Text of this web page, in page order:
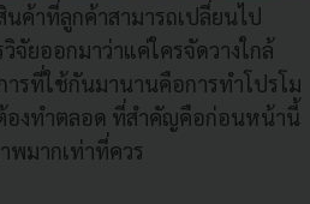
ค้าที่ลูกค้าสามารถเปลี่ยนไป
จัยออกมาว่าแค่ใครจัดวางใกล้
รที่ใช้กันมานานคือการทำโปรโม
องทำตลอด ที่สำคัญคือก่อนหน้านี้
พมากเท่าที่ควร